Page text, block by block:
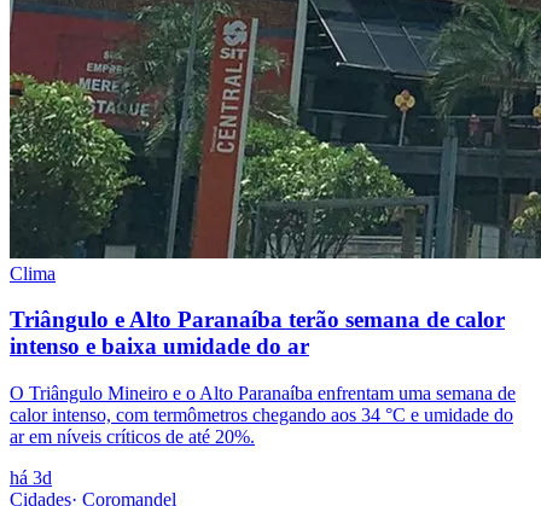
Clima
Triângulo e Alto Paranaíba terão semana de calor
intenso e baixa umidade do ar
O Triângulo Mineiro e o Alto Paranaíba enfrentam uma semana de
calor intenso, com termômetros chegando aos 34 °C e umidade do
ar em níveis críticos de até 20%.
há 3d
Cidades· Coromandel